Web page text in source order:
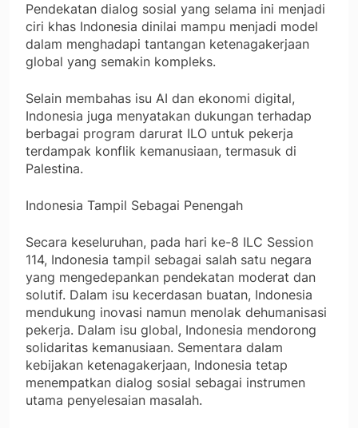
Pendekatan dialog sosial yang selama ini menjadi
ciri khas Indonesia dinilai mampu menjadi model
dalam menghadapi tantangan ketenagakerjaan
global yang semakin kompleks.
Selain membahas isu AI dan ekonomi digital,
Indonesia juga menyatakan dukungan terhadap
berbagai program darurat ILO untuk pekerja
terdampak konflik kemanusiaan, termasuk di
Palestina.
Indonesia Tampil Sebagai Penengah
Secara keseluruhan, pada hari ke-8 ILC Session
114, Indonesia tampil sebagai salah satu negara
yang mengedepankan pendekatan moderat dan
solutif. Dalam isu kecerdasan buatan, Indonesia
mendukung inovasi namun menolak dehumanisasi
pekerja. Dalam isu global, Indonesia mendorong
solidaritas kemanusiaan. Sementara dalam
kebijakan ketenagakerjaan, Indonesia tetap
menempatkan dialog sosial sebagai instrumen
utama penyelesaian masalah.